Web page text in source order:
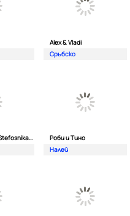
Alex & Vladi
Сръбско
Alex & Vladi ft. Stefosnikat Ot Nos
Роби и Тино
Налей